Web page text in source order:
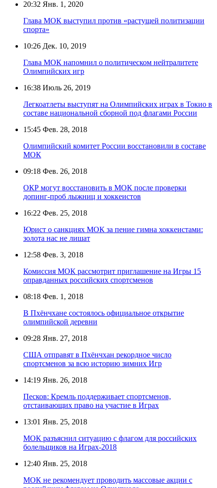
20:32 Янв. 1, 2020
Глава МОК выступил против «растущей политизации
спорта»
10:26 Дек. 10, 2019
Глава МОК напомнил о политическом нейтралитете
Олимпийских игр
16:38 Июль 26, 2019
Легкоатлеты выступят на Олимпийских играх в Токио в
составе национальной сборной под флагами России
15:45 Фев. 28, 2018
Олимпийский комитет России восстановили в составе
МОК
09:18 Фев. 26, 2018
ОКР могут восстановить в МОК после проверки
допинг-проб лыжниц и хоккеистов
16:22 Фев. 25, 2018
Юрист о санкциях МОК за пение гимна хоккеистами:
золота нас не лишат
12:58 Фев. 3, 2018
Комиссия МОК рассмотрит приглашение на Игры 15
оправданных российских спортсменов
08:18 Фев. 1, 2018
В Пхёнчхане состоялось официальное открытие
олимпийской деревни
09:28 Янв. 27, 2018
США отправят в Пхёнчхан рекордное число
спортсменов за всю историю зимних Игр
14:19 Янв. 26, 2018
Песков: Кремль поддерживает спортсменов,
отстаивающих право на участие в Играх
13:01 Янв. 25, 2018
МОК разъяснил ситуацию с флагом для российских
болельщиков на Играх-2018
12:40 Янв. 25, 2018
МОК не рекомендует проводить массовые акции с